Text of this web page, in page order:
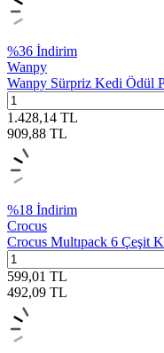
%36 İndirim
Wanpy
Wanpy Sürpriz Kedi Ödül
1.428,14 TL
909,88 TL
%18 İndirim
Crocus
Crocus Multıpack 6 Çeşit
599,01 TL
492,09 TL